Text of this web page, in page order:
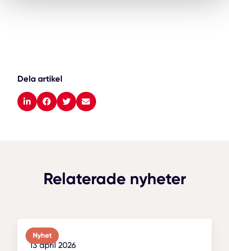
Dela artikel
Relaterade nyheter
13 april 2026
Nyhet